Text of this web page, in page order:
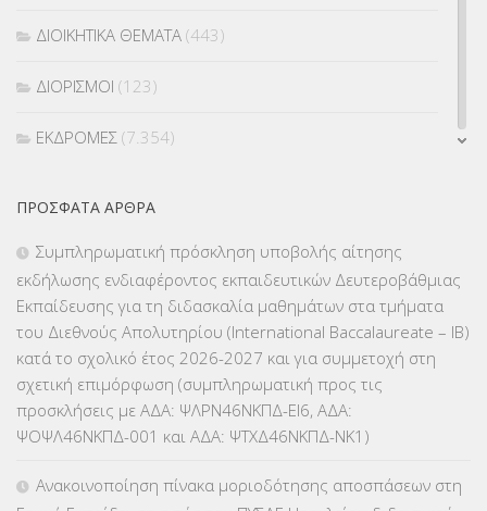
ΔΙΟΙΚΗΤΙΚΑ ΘΕΜΑΤΑ (443)
ΔΙΟΡΙΣΜΟΙ (123)
ΕΚΔΡΟΜΕΣ (7.354)
ΕΠΙΜΟΡΦΩΣΗ Τ.Π.Ε.(10)
ΕΥΡΩΠΑΪΚΑ ΠΡΟΓΡΑΜΜΑΤΑ(230)
ΚΕΣΥ (60)
ΚΕΣΥΠ(109)
ΚΠγ – ΚΡΑΤΙΚΟ ΠΙΣΤΟΠΟΙΗΤΙΚΟ ΓΛΩΣΣΟΜΑΘΕΙΑΣ(135)
ΠΡΌΣΦΑΤΑ ΆΡΘΡΑ
Συμπληρωματική πρόσκληση υποβολής αίτησης
εκδήλωσης ενδιαφέροντος εκπαιδευτικών Δευτεροβάθμιας
Εκπαίδευσης για τη διδασκαλία μαθημάτων στα τμήματα
του Διεθνούς Απολυτηρίου (International Baccalaureate – IB)
κατά το σχολικό έτος 2026-2027 και για συμμετοχή στη
σχετική επιμόρφωση (συμπληρωματική προς τις
προσκλήσεις με ΑΔΑ: ΨΛΡΝ46ΝΚΠΔ-ΕΙ6, ΑΔΑ:
ΨΟΨΛ46ΝΚΠΔ-001 και ΑΔΑ: ΨΤΧΔ46ΝΚΠΔ-ΝΚ1)
Ανακοινοποίηση πίνακα μοριοδότησης αποσπάσεων στη